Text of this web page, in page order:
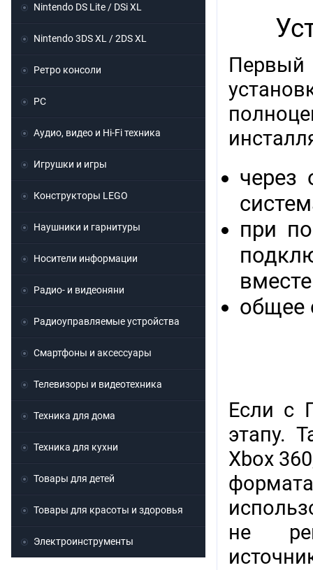
через
при
общее
Если с
этапу.
Xbox
не
Nintendo DS Lite / DSi XL
Nintendo 3DS XL / 2DS XL
Ретро консоли
PC
Аудио, видео и Hi-Fi техника
Игрушки и игры
Конструкторы LEGO
Наушники и гарнитуры
Носители информации
Радио- и видеоняни
Радиоуправляемые устройства
Смартфоны и аксессуары
Телевизоры и видеотехника
Техника для дома
Техника для кухни
Товары для детей
Товары для красоты и здоровья
Электроинструменты